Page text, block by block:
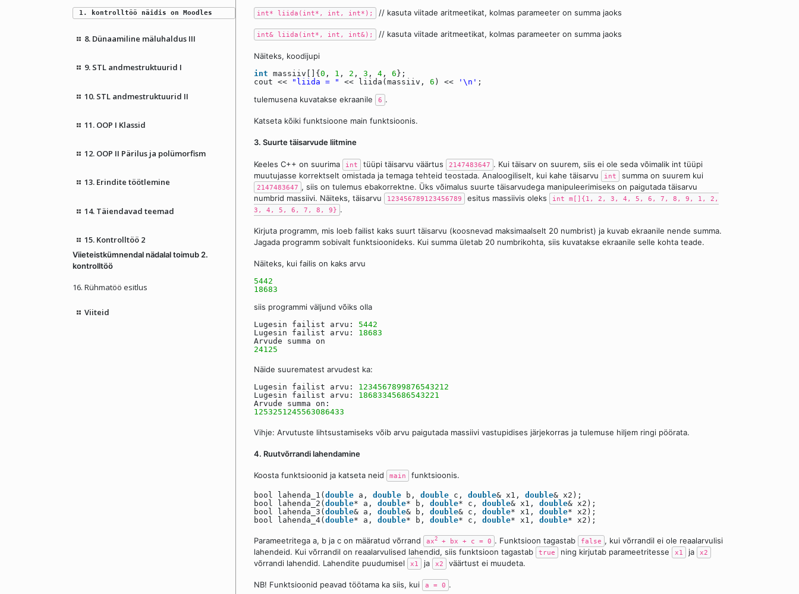
1. kontrolltöö näidis on Moodles
8. Dünaamiline mäluhaldus III
9. STL andmestruktuurid I
10. STL andmestruktuurid II
11. OOP I Klassid
12. OOP II Pärilus ja polümorfism
13. Erindite töötlemine
14. Täiendavad teemad
15. Kontrolltöö 2
Viieteistkümnendal nädalal toimub 2.
kontrolltöö
16. Rühmatöö esitlus
Viiteid
int* liida(int*, int, int*); // kasuta viitade aritmeetikat, kolmas parameeter on summa jaoks
int& liida(int*, int, int&); // kasuta viitade aritmeetikat, kolmas parameeter on summa jaoks
Näiteks, koodijupi
int massiiv[]{0 , 1 , 2 , 3 , 4 , 6};
cout <<
"liida = " << liida(massiiv, 6 ) << '\n' ;
tulemusena kuvatakse ekraanile 6 .
Katseta kõiki funktsioone main funktsioonis.
3. Suurte täisarvude liitmine
Keeles C++ on suurima int tüüpi täisarvu väärtus 2147483647 . Kui täisarv on suurem, siis ei ole seda võimalik int tüüpi
muutujasse korrektselt omistada ja temaga tehteid teostada. Analoogiliselt, kui kahe täisarvu
int summa on suurem kui
2147483647 , siis on tulemus ebakorrektne. Üks võimalus suurte täisarvudega manipuleerimiseks on paigutada täisarvu
numbrid massiivi. Näiteks, täisarvu
123456789123456789 esitus massiivis oleks
int m[]{1, 2, 3, 4, 5, 6, 7, 8, 9, 1, 2,
3, 4, 5, 6, 7, 8, 9} .
Kirjuta programm, mis loeb failist kaks suurt täisarvu (koosnevad maksimaalselt 20 numbrist) ja kuvab ekraanile nende summa.
Jagada programm sobivalt funktsioonideks. Kui summa ületab 20 numbrikohta, siis kuvatakse ekraanile selle kohta teade.
Näiteks, kui failis on kaks arvu
5442
18683
siis programmi väljund võiks olla
Lugesin failist arvu: 5442
Lugesin failist arvu: 18683
Arvude summa on
24125
Näide suurematest arvudest ka:
Lugesin failist arvu: 1234567899876543212
Lugesin failist arvu: 18683345686543221
Arvude summa on:
1253251245563086433
Vihje: Arvutuste lihtsustamiseks võib arvu paigutada massiivi vastupidises järjekorras ja tulemuse hiljem ringi pöörata.
4. Ruutvõrrandi lahendamine
Koosta funktsioonid ja katseta neid main funktsioonis.
bool lahenda_1( double a, double b, double c, double& x1, double& x2);
bool lahenda_2( double* a, double* b, double* c, double& x1, double& x2);
bool lahenda_3( double& a, double& b, double& c, double* x1, double* x2);
bool lahenda_4( double* a, double* b, double* c, double* x1, double* x2);
Parameetritega a, b ja c on määratud võrrand ax2 + bx + c = 0 . Funktsioon tagastab false , kui võrrandil ei ole reaalarvulisi
lahendeid. Kui võrrandil on reaalarvulised lahendid, siis funktsioon tagastab
true ning kirjutab parameetritesse x1 ja x2
võrrandi lahendid. Lahendite puudumisel x1 ja x2 väärtust ei muudeta.
NB! Funktsioonid peavad töötama ka siis, kui a = 0 .